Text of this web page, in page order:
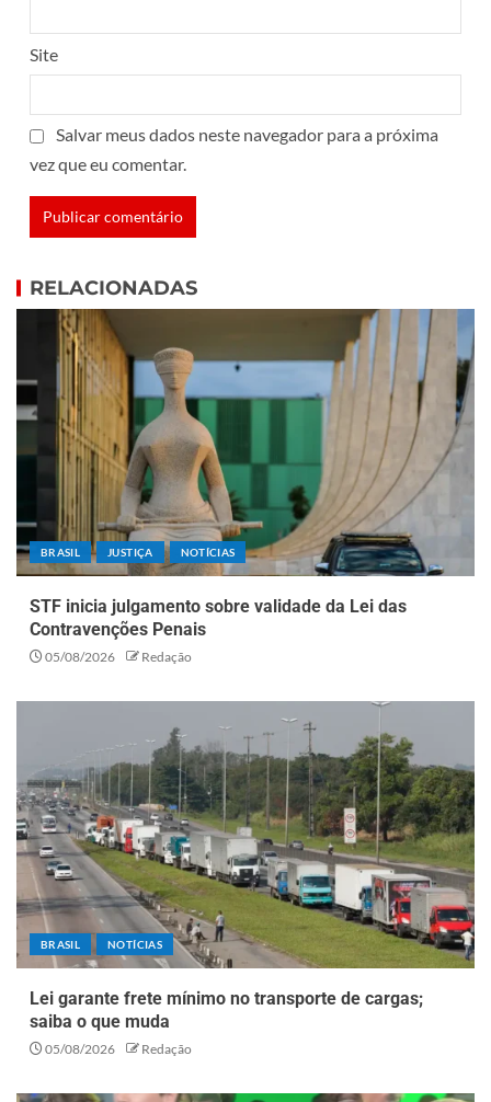
Site
Salvar meus dados neste navegador para a próxima
vez que eu comentar.
RELACIONADAS
BRASIL JUSTIÇA NOTÍCIAS
STF inicia julgamento sobre validade da Lei das
Contravenções Penais
05/08/2026 Redação
BRASIL NOTÍCIAS
Lei garante frete mínimo no transporte de cargas;
saiba o que muda
05/08/2026 Redação